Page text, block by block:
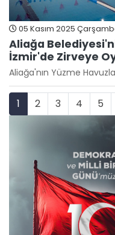
05 Kasım 2025
Aliağa
İzmir'de Zirveye
Aliağa'nın Yüzme
1 2 3 4 5